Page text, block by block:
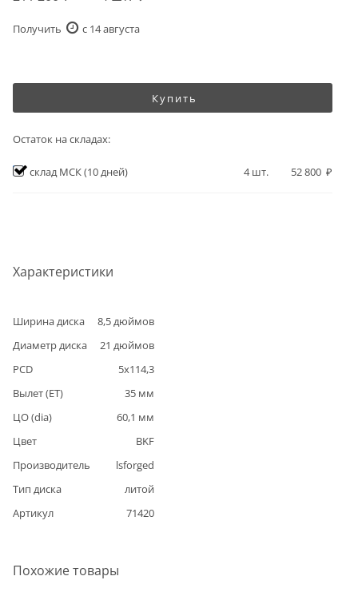
Характеристики
Ширина диска 8,5дюймов
Диаметр диска
21 дюймов
PCD
5x114,3
Вылет (ET)
35 мм
ЦО (dia)
60,1 мм
Цвет
BKF
Производитель
lsforged
Тип диска
литой
Артикул
71420
Получить c 14 августа
Купить
Остаток на складах:
склад МСК(10 дней) 4шт. 52 800
Похожие товары